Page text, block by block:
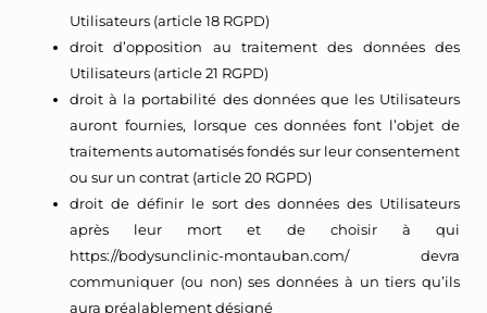
Utilisateurs (article 18 RGPD)
droit d’opposition au traitement des données des
Utilisateurs (article 21 RGPD)
droit à la portabilité des données que les Utilisateurs
auront fournies, lorsque ces données font l’objet de
traitements automatisés fondés sur leur consentement
ou sur un contrat (article 20 RGPD)
droit de définir le sort des données des Utilisateurs
après leur mort et de choisir à qui
https://bodysunclinic-montauban.com/devra
communiquer (ou non) ses données à un tiers qu’ils
aura préalablement désigné